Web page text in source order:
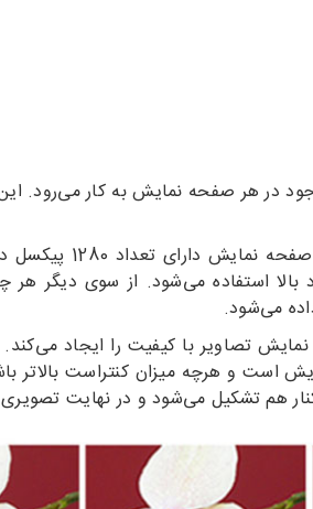
در هر صفحه نمایش به کار
استفاده می‌شود. از سوی دیگر هر
می‌شود.
تصاویر با کیفیت را ایجاد
است و هرچه میزان کنتراست بالاتر
هم تشکیل می‌شود و در نهایت